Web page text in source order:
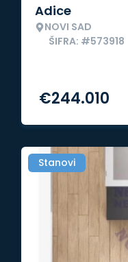
Adice
NOVI SAD
ŠIFRA: #573918
€244.010
Stanovi